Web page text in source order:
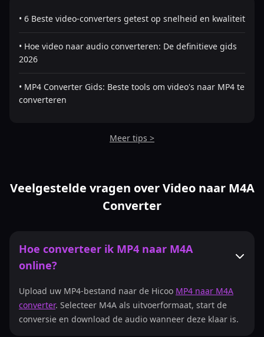
• 6 Beste video-converters getest op snelheid en kwaliteit
• Hoe video naar audio converteren: De definitieve gids
2026
• MP4 Converter Gids: Beste tools om video's naar MP4 te
converteren
Meer tips >
Veelgestelde vragen over Video naar M4A
Converter
Hoe converteer ik MP4 naar M4A
online?
Upload uw MP4-bestand naar de Hicoo MP4 naar M4A
converter. Selecteer M4A als uitvoerformaat, start de
conversie en download de audio wanneer deze klaar is.